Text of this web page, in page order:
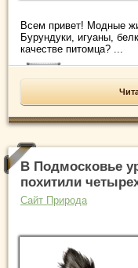
Всем привет! Модные
Бурундуки, игуаны,
качестве питомца? ...
В Подмосковье
похитили
Сайт Природа